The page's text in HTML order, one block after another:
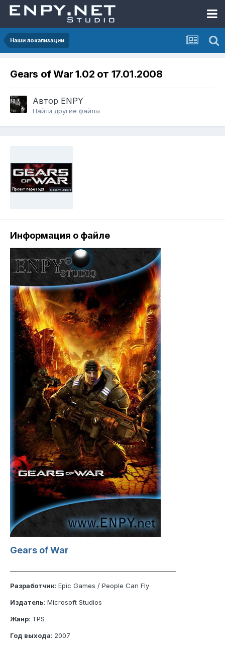
Наши локализации
Gears of War 1.02 от 17.01.2008
Автор ENPY
Найти другие файлы
Информация о файле
Gears of War
Разработчик: Epic Games / People Can Fly
Издатель: Microsoft Studios
Жанр: TPS
Год выхода: 2007